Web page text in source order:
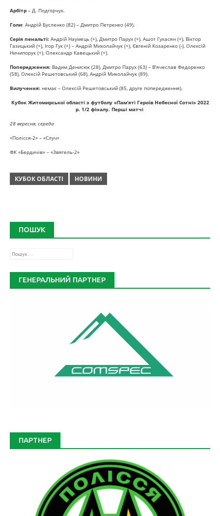
Арбітр – Д. Подгорчук.
Голи: Андрій Бусленко (82) – Дмитро Петренко (49).
Серія пенальті: Андрій Наумець (+), Дмитро Парух (+), Ашот Гукасян (+), Віктор
Газицький (+), Ігор Гук (+) – Андрій Миколайчук (+), Євгеній Козаренко (-), Олексій
Ничипорук (+), Олександр Кавецький (+).
Попередження: Вадим Денисюк (28), Дмитро Парух (63) – В’ячеслав Федоренко
(58), Олексій Решетовський (68), Андрій Миколайчук (89).
Вилучення: немає – Олексій Решетовський (85, друге попередження).
Кубок Житомирської області з футболу «Пам’яті Героїв Небесної Сотні» 2022
р. 1/2 фіналу. Перші матчі
28 вересня, середа
«Полісся-2» – «Случ»
ФК «Бердичів» – «Звягель-2»
КУБОК ОБЛАСТІ НОВИНИ
ПОШУК
Пошук:
ГЕНЕРАЛЬНИЙ ПАРТНЕР
ПАРТНЕР